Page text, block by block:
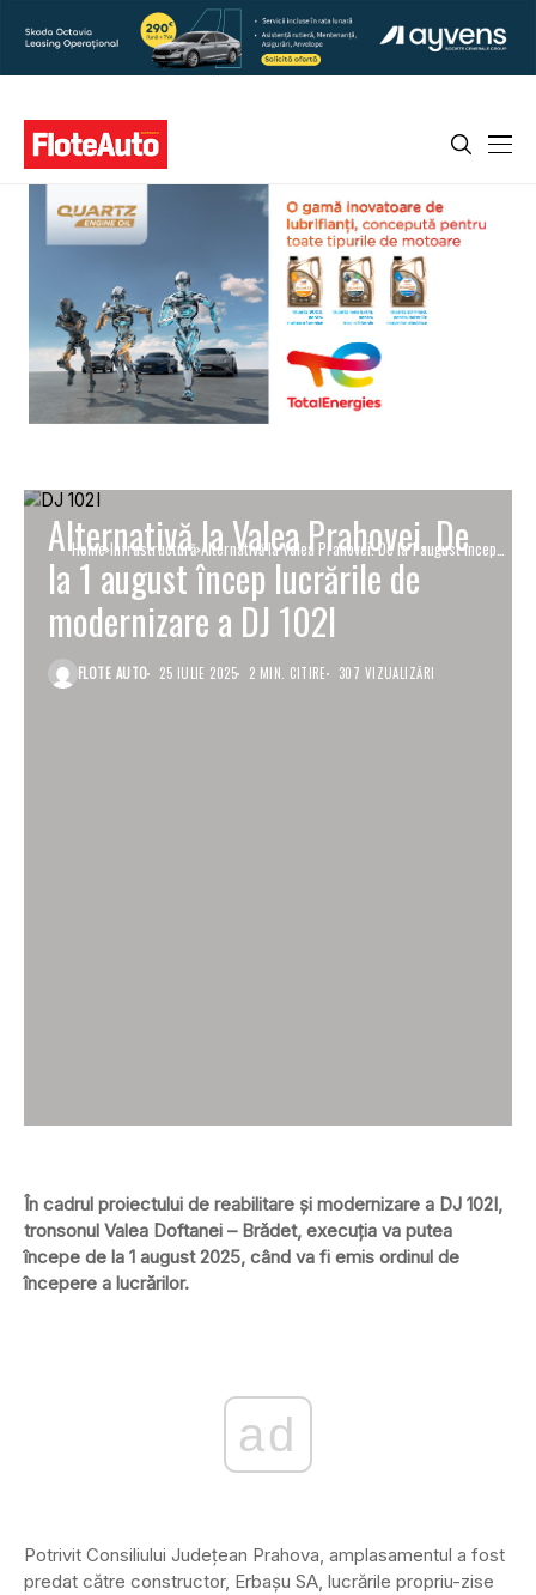
Home Infrastructură Alternativă la Valea Prahovei. De la 1 august încep
lucrările de modernizare a DJ 102I
Alternativă la Valea Prahovei. De
la 1 august încep lucrările de
modernizare a DJ 102I
FLOTE AUTO 25 IULIE 2025 2 MIN. CITIRE 307 VIZUALIZĂRI
În cadrul proiectului de reabilitare și modernizare a DJ 102I,
tronsonul Valea Doftanei – Brădet, execuția va putea
începe de la 1 august 2025, când va fi emis ordinul de
începere a lucrărilor.
ad
Potrivit Consiliului Județean Prahova, amplasamentul a fost
predat către constructor, Erbașu SA, lucrările propriu-zise